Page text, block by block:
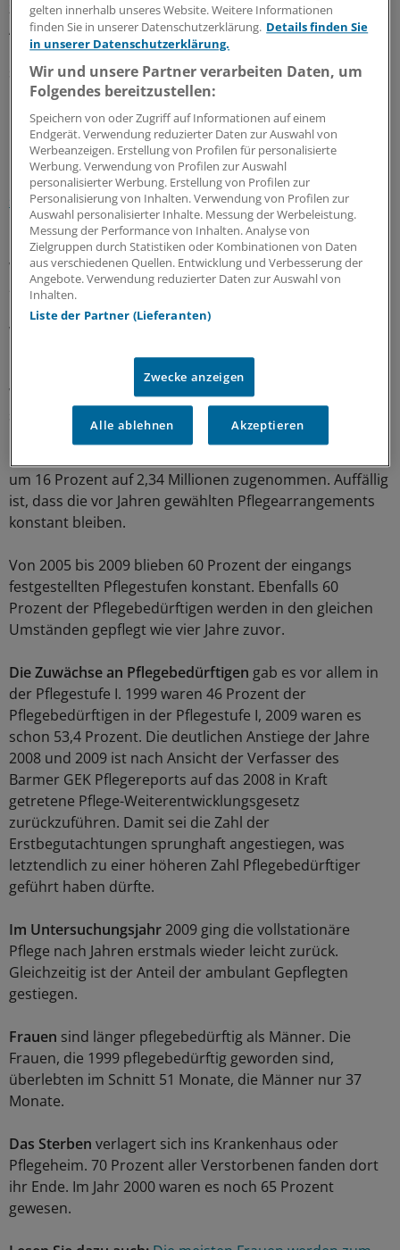
zusätzliche Leistungen für Demenzkranke einzuführen.
Ab 2013 soll dann der Beitragssatz um 0,1
Prozentpunkte auf 2,05 Prozent angehoben werden. Das
soll den Pflegekassen 1,1 Milliarden Euro bringen.
Die Regierung hat den Pflegebeirat erneut einberufen.
Der Vorsitzende des Gremiums verlangt von der
Regierung zuvor allerdings Klarheit, ob überhaupt ein
neuer Pflegebedürftigkeitsbegriff geplant sei und wann,
sagte Jürgen Gohde der "Ärzte Zeitung".
Dieser Fahrplan könne sich kontraproduktiv auswirken,
warnt auch Beiratsmitglied Rothgang. Sollten die ab
2012 geplanten Leistungen für Demenzkranke unter
Bestandsschutz fallen, würden sie Mittel binden, die
wiederum für die verschobene Reform des
Weitere Ergebnisse des Barmer GEK Pflegereports 2001
um 16 Prozent auf 2,34 Millionen zugenommen. Auffällig
ist, dass die vor Jahren gewählten Pflegearrangements
konstant bleiben.
Von 2005 bis 2009 blieben 60 Prozent der eingangs
festgestellten Pflegestufen konstant. Ebenfalls 60
Prozent der Pflegebedürftigen werden in den gleichen
Umständen gepflegt wie vier Jahre zuvor.
Die Zuwächse an Pflegebedürftigen gab es vor allem in
der Pflegestufe I. 1999 waren 46 Prozent der
Pflegebedürftigen in der Pflegestufe I, 2009 waren es
schon 53,4 Prozent. Die deutlichen Anstiege der Jahre
2008 und 2009 ist nach Ansicht der Verfasser des
Barmer GEK Pflegereports auf das 2008 in Kraft
getretene Pflege-Weiterentwicklungsgesetz
zurückzuführen. Damit sei die Zahl der
Erstbegutachtungen sprunghaft angestiegen, was
letztendlich zu einer höheren Zahl Pflegebedürftiger
geführt haben dürfte.
Im Untersuchungsjahr 2009 ging die vollstationäre
Pflege nach Jahren erstmals wieder leicht zurück.
Gleichzeitig ist der Anteil der ambulant Gepflegten
gestiegen.
Frauen sind länger pflegebedürftig als Männer. Die
Frauen, die 1999 pflegebedürftig geworden sind,
überlebten im Schnitt 51 Monate, die Männer nur 37
Monate.
Das Sterben verlagert sich ins Krankenhaus oder
Pflegeheim. 70 Prozent aller Verstorbenen fanden dort
ihr Ende. Im Jahr 2000 waren es noch 65 Prozent
gewesen.
gelten innerhalb unseres Website. Weitere Informationen
finden Sie in unserer Datenschutzerklärung. Details finden Sie
in unserer Datenschutzerklärung.
Wir und unsere Partner verarbeiten Daten, um
Folgendes bereitzustellen:
Speichern von oder Zugriff auf Informationen auf einem
Endgerät. Verwendung reduzierter Daten zur Auswahl von
Werbeanzeigen. Erstellung von Profilen für personalisierte
Werbung. Verwendung von Profilen zur Auswahl
personalisierter Werbung. Erstellung von Profilen zur
Personalisierung von Inhalten. Verwendung von Profilen zur
Auswahl personalisierter Inhalte. Messung der Werbeleistung.
Messung der Performance von Inhalten. Analyse von
Zielgruppen durch Statistiken oder Kombinationen von Daten
aus verschiedenen Quellen. Entwicklung und Verbesserung der
Angebote. Verwendung reduzierter Daten zur Auswahl von
Inhalten.
Liste der Partner (Lieferanten)
Zwecke anzeigen
Alle ablehnen Akzeptieren